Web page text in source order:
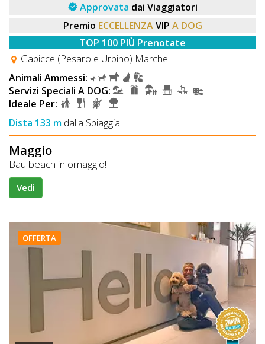
Approvata dai Viaggiatori
Premio ECCELLENZA VIP A DOG
TOP 100 PIÙ Prenotate
Gabicce (Pesaro e Urbino) Marche
Animali Ammessi:
Servizi Speciali A DOG:
Ideale Per:
Dista 133 m dalla Spiaggia
Maggio
Bau beach in omaggio!
Vedi
OFFERTA